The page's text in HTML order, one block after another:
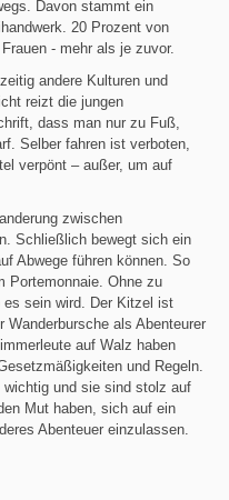
Davon stammt ein
20 Prozent von
- mehr als je zuvor.
andere Kulturen und
reizt die jungen
dass man nur zu Fuß,
Selber fahren ist verboten,
verpönt – außer, um auf
zwischen
Schließlich bewegt sich ein
Abwege führen können. So
Portemonnaie. Ohne zu
es sein wird. Der Kitzel ist
als Abenteurer
auf Walz haben
und Regeln.
und sie sind stolz auf
Mut haben, sich auf ein
Abenteuer einzulassen.